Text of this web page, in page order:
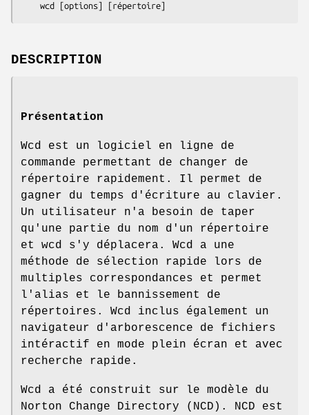
DESCRIPTION
Présentation
Wcd est un logiciel en ligne de
commande permettant de changer de
répertoire rapidement. Il permet de
gagner du temps d'écriture au clavier.
Un utilisateur n'a besoin de taper
qu'une partie du nom d'un répertoire
et wcd s'y déplacera. Wcd a une
méthode de sélection rapide lors de
multiples correspondances et permet
l'alias et le bannissement de
répertoires. Wcd inclus également un
navigateur d'arborescence de fichiers
intéractif en mode plein écran et avec
recherche rapide.
Wcd a été construit sur le modèle du
Norton Change Directory (NCD). NCD est